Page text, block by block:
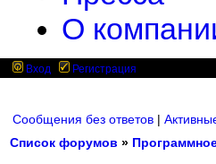
О
Вход Регистрация
Сообщения без ответов |
Список форумов »